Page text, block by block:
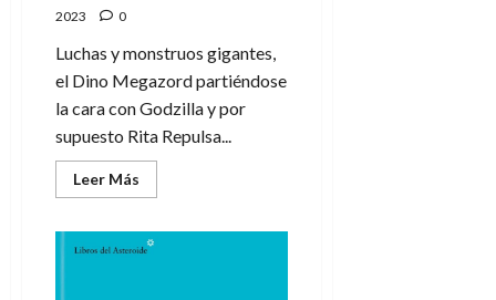
2023
0
Luchas y monstruos gigantes,
el Dino Megazord partiéndose
la cara con Godzilla y por
supuesto Rita Repulsa...
Leer Más
más
Godzilla
vs.